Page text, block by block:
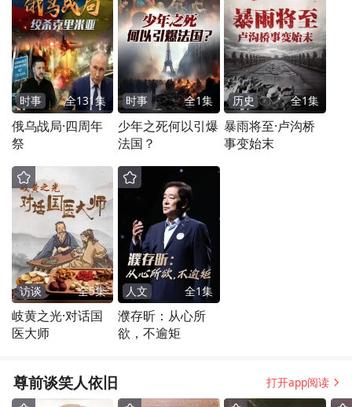
时事 全131集
俄乌战局·四周年
祭
时事 全1集
少年之死何以引爆
法国？
历史 全1集
暴雨将至·卢沟桥
事变始末
访谈 全5集
岐黄之光·对话国
医大师
人文 全1集
濮存昕：从心所
欲，不逾矩
尊前谈笑人依旧 打开app阅读